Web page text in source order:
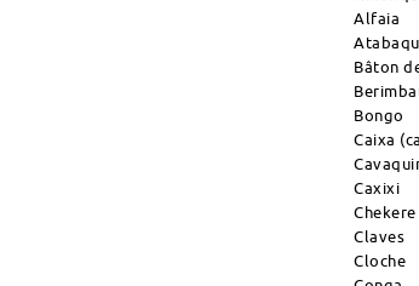
Alfaia
Bâton
Bongo
Caixa
Caxixi
Chekere
Claves
Cloche